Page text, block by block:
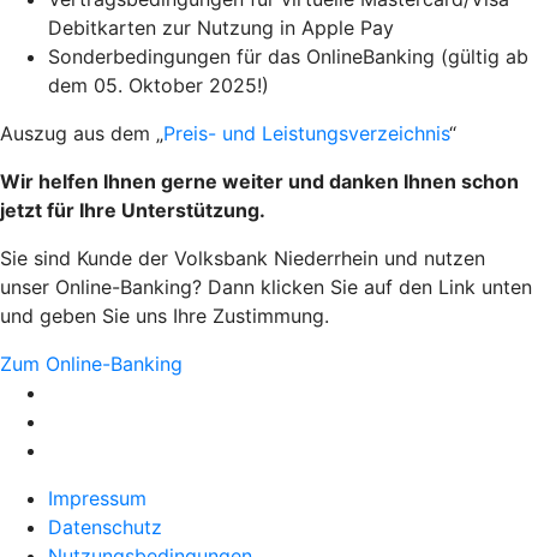
Debitkarten zur Nutzung in Apple Pay
Sonderbedingungen für das OnlineBanking (gültig ab
dem 05. Oktober 2025!)
Auszug aus dem „Preis- und Leistungsverzeichnis“
Wir helfen Ihnen gerne weiter und danken Ihnen schon
jetzt für Ihre Unterstützung.
Sie sind Kunde der Volksbank Niederrhein und nutzen
unser Online-Banking? Dann klicken Sie auf den Link unten
und geben Sie uns Ihre Zustimmung.
Zum Online-Banking
Impressum
Datenschutz